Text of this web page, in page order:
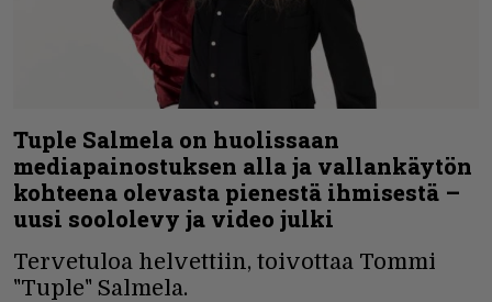
Tuple Salmela on huolissaan
mediapainostuksen alla ja vallankäytön
kohteena olevasta pienestä ihmisestä –
uusi soololevy ja video julki
Tervetuloa helvettiin, toivottaa Tommi
"Tuple" Salmela.